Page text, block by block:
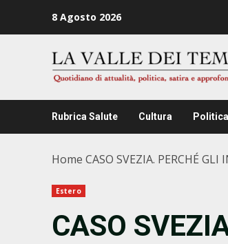
8 Agosto 2026
Rubrica Salute Cultura Politica
Home CASO SVEZIA. PERCHÉ GLI
Estero
CASO